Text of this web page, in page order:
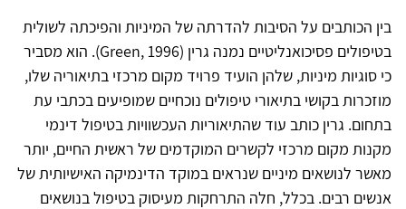
בין הכותבים על הסיבות להדרתה של המיניות והפיכתה לשולית
בטיפולים פסיכואנליטיים נמנה גרין (Green, 1996). הוא מסביר
כי סוגיות מיניות, שלהן הועיד פרויד מקום מרכזי בתיאוריה שלו,
מוזכרות בקושי בתיאורי טיפולים נוכחיים שמופיעים בכתבי עת
בתחום. גרין כותב עוד שהתיאוריות העכשוויות בטיפול דינמי
מקנות מקום מרכזי לקשרים המוקדמים של ראשית החיים, יותר
מאשר לנושאים מיניים שנראים במוקד הדינמיקה האישיותית של
אנשים רבים. בכלל, חלה התרחקות מעיסוק בטיפול בנושאים